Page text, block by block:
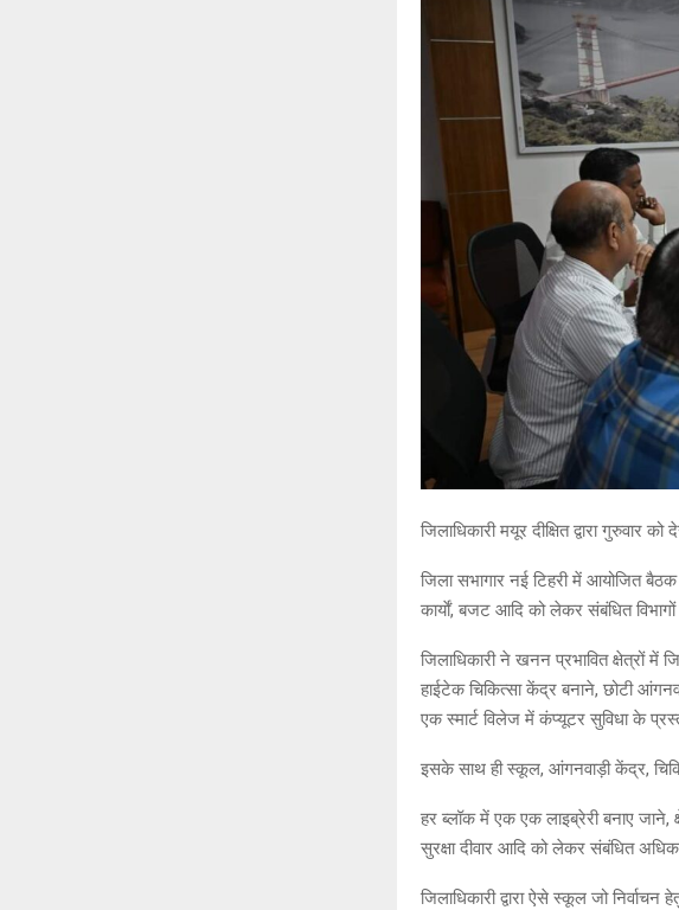
जिलाधिकारी मयूर दीक्षित द्वारा
जिला सभागार नई टिहरी में आयोजित
कार्याें, बजट आदि को लेकर संबंधित
जिलाधिकारी ने खनन प्रभावित क्षेत्रों में
हाईटेक चिकित्सा केंद्र बनाने, छोटी
एक स्मार्ट विलेज में कंप्यूटर सुविधा के
इसके साथ ही स्कूल, आंगनवाड़ी केंद्र,
हर ब्लॉक में एक एक लाइब्रेरी बनाए जाने,
सुरक्षा दीवार आदि को लेकर संबंधित
जिलाधिकारी द्वारा ऐसे स्कूल जो